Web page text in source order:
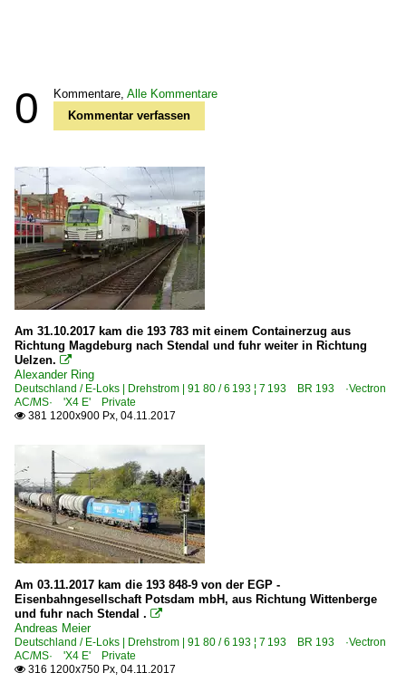
0 Kommentare, Alle Kommentare
Kommentar verfassen
Am 31.10.2017 kam die 193 783 mit einem Containerzug aus
Richtung Magdeburg nach Stendal und fuhr weiter in Richtung
Uelzen. 
Alexander Ring
Deutschland / E-Loks | Drehstrom | 91 80 / 6 193 ¦ 7 193 BR 193 ·Vectron
AC/MS· 'X4 E' Private
 381 1200x900 Px, 04.11.2017
Am 03.11.2017 kam die 193 848-9 von der EGP -
Eisenbahngesellschaft Potsdam mbH, aus Richtung Wittenberge
und fuhr nach Stendal . 
Andreas Meier
Deutschland / E-Loks | Drehstrom | 91 80 / 6 193 ¦ 7 193 BR 193 ·Vectron
AC/MS· 'X4 E' Private
 316 1200x750 Px, 04.11.2017